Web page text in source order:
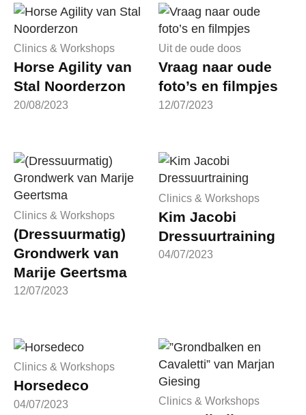
Clinics & Workshops
Horse Agility van
Stal Noorderzon
20/08/2023
Uit de oude doos
Vraag naar oude
foto’s en filmpjes
12/07/2023
Clinics & Workshops
(Dressuurmatig)
Grondwerk van
Marije Geertsma
12/07/2023
Clinics & Workshops
Kim Jacobi
Dressuurtraining
04/07/2023
Clinics & Workshops
Horsedeco
04/07/2023 Clinics & Workshops